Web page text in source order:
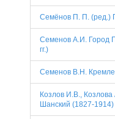
Семёнов П. П. (ред.)
Семенов А.И. Город
гг.)
Семенов В.Н.
Козлов И.В.,
Шанский (1827-1914)